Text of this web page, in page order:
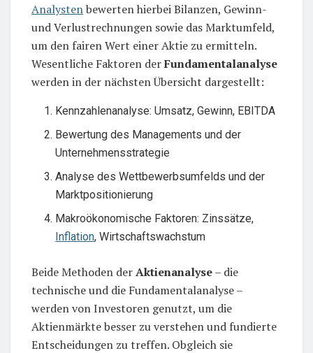
Analystenbewerten hierbei Bilanzen, Gewinn-
und Verlustrechnungen sowie das Marktumfeld,
um den fairen Wert einer Aktie zu ermitteln.
Wesentliche Faktoren derFundamentalanalyse
werden in der nächsten Übersicht dargestellt:
Kennzahlenanalyse: Umsatz, Gewinn, EBITDA
Bewertung des Managements und der
Unternehmensstrategie
Analyse des Wettbewerbsumfelds und der
Marktpositionierung
Makroökonomische Faktoren: Zinssätze,
Inflation, Wirtschaftswachstum
Beide Methoden derAktienanalyse– die
technische und die Fundamentalanalyse –
werden von Investoren genutzt, um die
Aktienmärkte besser zu verstehen und fundierte
Entscheidungen zu treffen. Obgleich sie